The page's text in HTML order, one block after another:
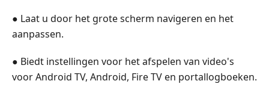
● Laat u door het grote scherm navigeren en het
aanpassen.
● Biedt instellingen voor het afspelen van video's
voor Android TV, Android, Fire TV en portallogboeken.